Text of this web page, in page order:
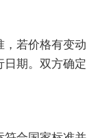
，若价格有变动
期。双方确定